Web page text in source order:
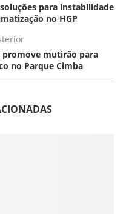
para instabilidade
no HGP
promove mutirão para
no Parque Cimba